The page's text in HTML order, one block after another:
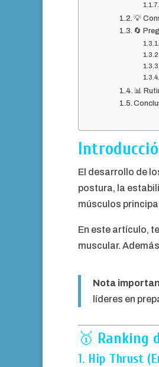
💡
🔄
📊
El desarrollo de
postura, la
músculos
En este artículo,
muscular.
Nota
líderes en
🥇 Ranking
1. Hip Thrust